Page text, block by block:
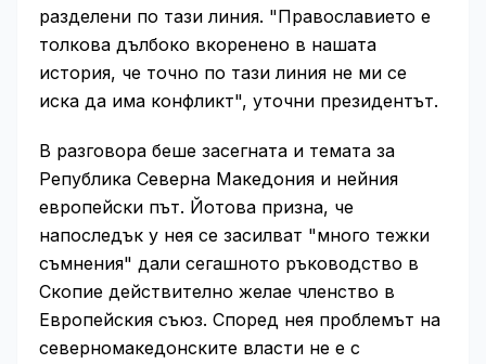
разделени по тази линия. "Православието е
толкова дълбоко вкоренено в нашата
история, че точно по тази линия не ми се
иска да има конфликт", уточни президентът.
В разговора беше засегната и темата за
Република Северна Македония и нейния
европейски път. Йотова призна, че
напоследък у нея се засилват "много тежки
съмнения" дали сегашното ръководство в
Скопие действително желае членство в
Европейския съюз. Според нея проблемът на
северномакедонските власти не е с